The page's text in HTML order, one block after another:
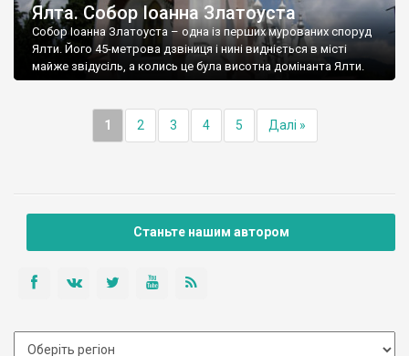
Ялта. Собор Іоанна Златоуста
Собор Іоанна Златоуста – одна із перших мурованих споруд
Ялти. Його 45-метрова дзвіниця і нині видніється в місті
майже звідусіль, а колись це була висотна домінанта Ялти.
1 2 3 4 5 Далі »
Станьте нашим автором